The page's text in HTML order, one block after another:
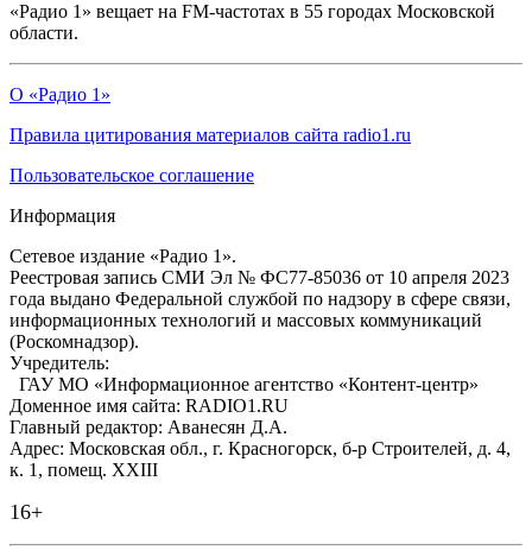
«Радио 1» вещает на FM-частотах в 55 городах Московской
области.
О «Радио 1»
Правила цитирования материалов сайта radio1.ru
Пользовательское соглашение
Информация
Сетевое издание «Радио 1».
Реестровая запись СМИ Эл № ФС77-85036 от 10 апреля 2023
года выдано Федеральной службой по надзору в сфере связи,
информационных технологий и массовых коммуникаций
(Роскомнадзор).
Учредитель:
ГАУ МО «Информационное агентство «Контент-центр»
Доменное имя сайта: RADIO1.RU
Главный редактор: Аванесян Д.А.
Адрес: Московская обл., г. Красногорск, б-р Строителей, д. 4,
к. 1, помещ. XXIII
16+